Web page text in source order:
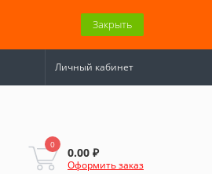
Закрыть
Личный кабинет
0
0.00 ₽
Оформить заказ